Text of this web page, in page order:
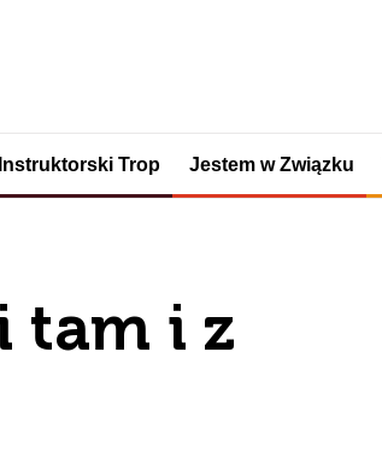
Instruktorski Trop Jestem w Związku
tam i z